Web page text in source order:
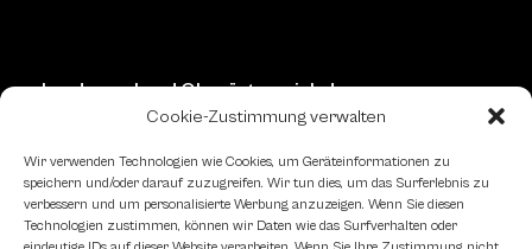
Cookie-Zustimmung verwalten
Wir verwenden Technologien wie Cookies, um Geräteinformationen zu
speichern und/oder darauf zuzugreifen. Wir tun dies, um das Surferlebnis zu
verbessern und um personalisierte Werbung anzuzeigen. Wenn Sie diesen
Technologien zustimmen, können wir Daten wie das Surfverhalten oder
Landesverband Oberösterreich des
Österreichischen Schachbundes
Kornstraße 7A
4060 Leonding
Mail: kontakt@schach.at